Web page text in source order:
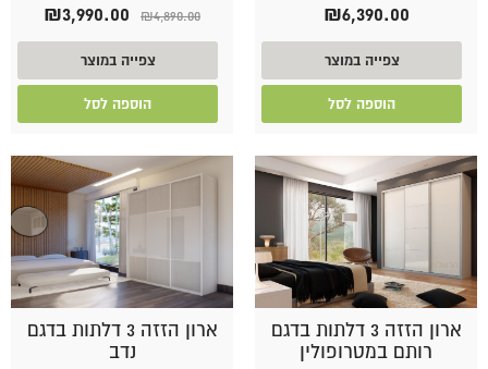
₪6,390.00
צפייה במוצר
הוספה לסל
₪4,890.00
המחיר
היה:
₪4,890.00.
₪3,990.00
צפייה במוצר
הוספה לסל
ארון הזזה 3 דלתות בדגם
רותם במטרופולין
ארון הזזה 3 דלתות בדגם
נדב